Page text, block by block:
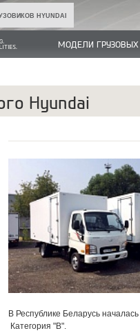
HYUNDAI
МОДЕЛИ
Hyundai
В Республике Беларусь
Категория "В".